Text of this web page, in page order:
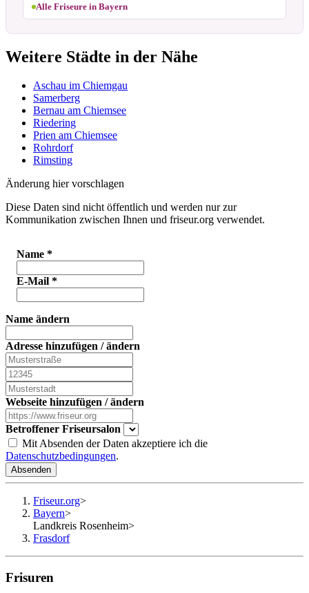
Alle Friseure in Bayern
Weitere Städte in der Nähe
Aschau im Chiemgau
Samerberg
Bernau am Chiemsee
Riedering
Prien am Chiemsee
Rohrdorf
Rimsting
Änderung hier vorschlagen
Diese Daten sind nicht öffentlich und werden nur zur
Kommunikation zwischen Ihnen und friseur.org verwendet.
Name *
E-Mail *
Name ändern
Adresse hinzufügen / ändern
Webseite hinzufügen / ändern
Betroffener Friseursalon
Mit Absenden der Daten akzeptiere ich die
Datenschutzbedingungen.
Absenden
Friseur.org>
Bayern>
Landkreis Rosenheim>
Frasdorf
Frisuren